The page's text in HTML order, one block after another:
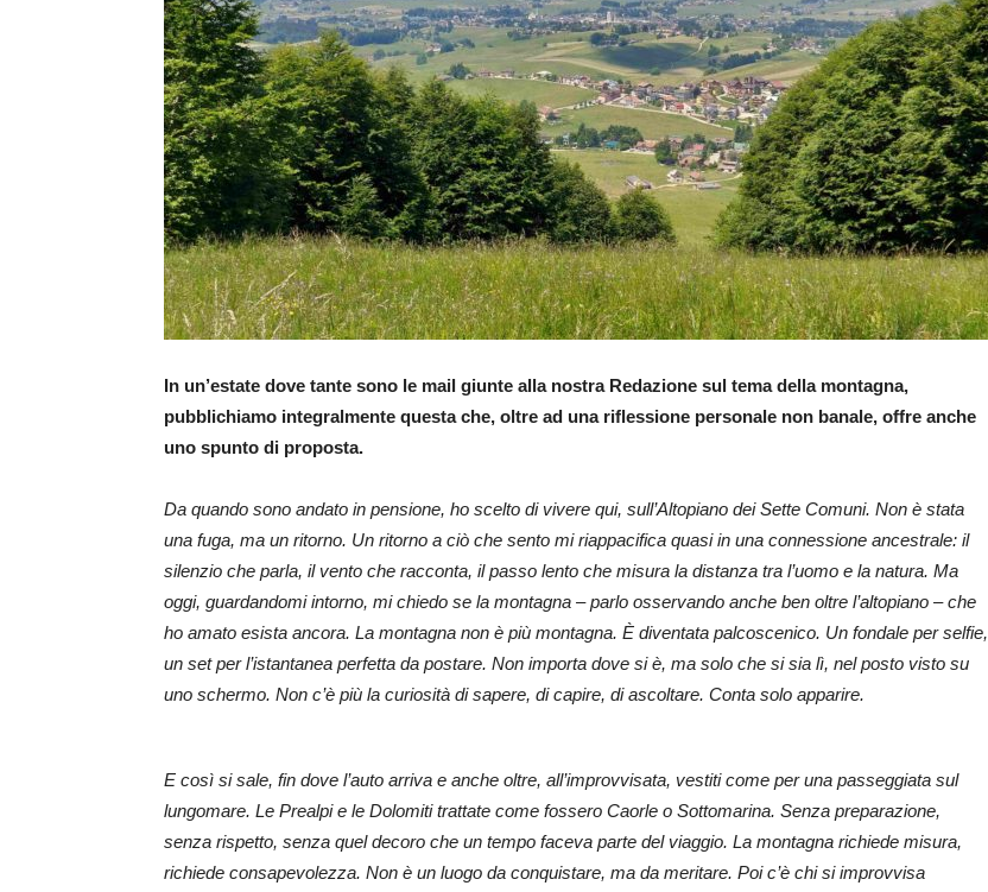
In un’estate dove tante sono le mail giunte alla nostra Redazione sul tema della montagna,
pubblichiamo integralmente questa che, oltre ad una riflessione personale non banale, offre anche
uno spunto di proposta.
Da quando sono andato in pensione, ho scelto di vivere qui, sull’Altopiano dei Sette Comuni. Non è stata
una fuga, ma un ritorno. Un ritorno a ciò che sento mi riappacifica quasi in una connessione ancestrale: il
silenzio che parla, il vento che racconta, il passo lento che misura la distanza tra l’uomo e la natura. Ma
oggi, guardandomi intorno, mi chiedo se la montagna – parlo osservando anche ben oltre l’altopiano – che
ho amato esista ancora. La montagna non è più montagna. È diventata palcoscenico. Un fondale per selfie,
un set per l’istantanea perfetta da postare. Non importa dove si è, ma solo che si sia lì, nel posto visto su
uno schermo. Non c’è più la curiosità di sapere, di capire, di ascoltare. Conta solo apparire.
E così si sale, fin dove l’auto arriva e anche oltre, all’improvvisata, vestiti come per una passeggiata sul
lungomare. Le Prealpi e le Dolomiti trattate come fossero Caorle o Sottomarina. Senza preparazione,
senza rispetto, senza quel decoro che un tempo faceva parte del viaggio. La montagna richiede misura,
richiede consapevolezza. Non è un luogo da conquistare, ma da meritare. Poi c’è chi si improvvisa